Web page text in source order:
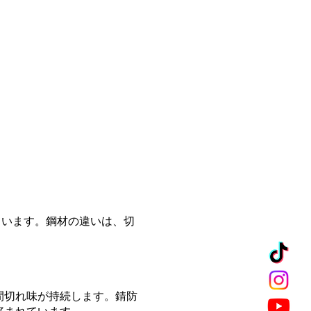
ます。鋼材の違いは、切
れ味が持続します。錆防